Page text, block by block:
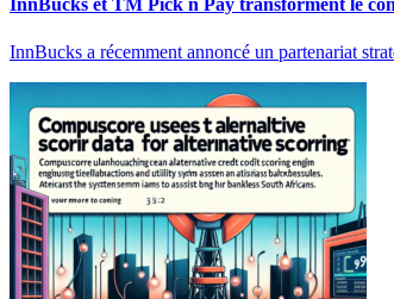
InnBucks et TM Pick n Pay transforment le
InnBucks a récemment annoncé un partenariat